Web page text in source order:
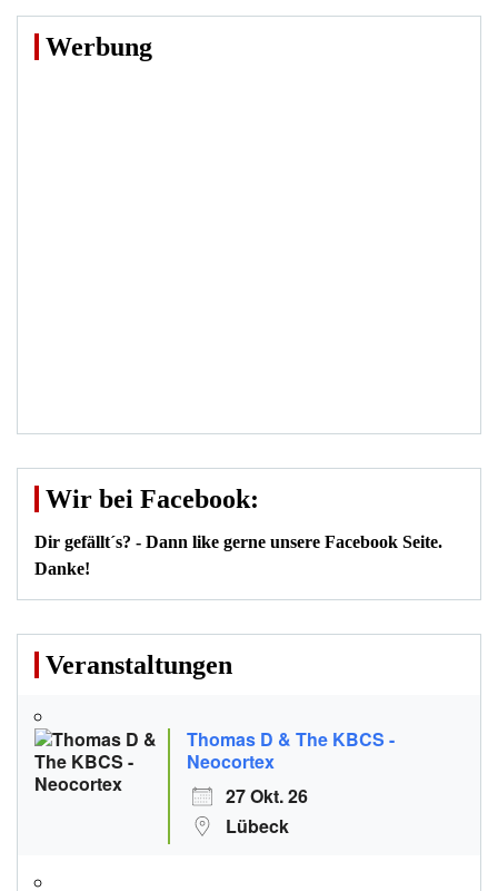
Werbung
Wir bei Facebook:
Dir gefällt´s? - Dann like gerne unsere Facebook Seite.
Danke!
Veranstaltungen
Thomas D & The KBCS -
Neocortex
27 Okt. 26
Lübeck